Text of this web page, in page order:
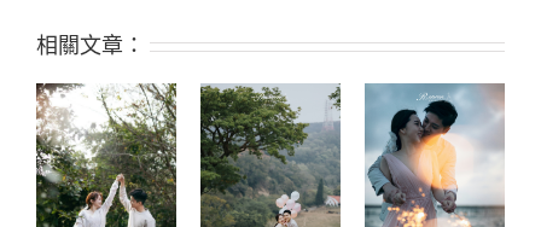
相關文章：